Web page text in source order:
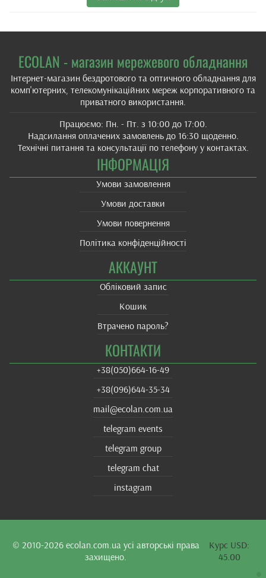
ECOLAN - магазин мережевого обладнання
Інтернет-магазин бездротового та оптичного обладнання для
комп'ютерних, телекомунікаційних мереж корпоративного та
приватного використання.
Працюємо: Пн. - Пт. з 10:00 до 17:00.
Надсилання оплачених замовлень до 16:30 щоденно.
Технічні питання та консультації по телефону у контактах.
ІНФОРМАЦІЯ
Умови замовлення
Умови доставки
Умови повернення
Політика конфіденційності
АККАУНТ
Обліковий запис
Кошик
Втрачено пароль?
КОНТАКТИ
+38(‎050)664-16-49
+38‎(096)644-35-34
mail@ecolan.com.ua
telegram events
telegram group
telegram chat
instagram
© 2010-2026 ecolan.com.uaусі авторські права
захищено.
Курс USD:
45.00